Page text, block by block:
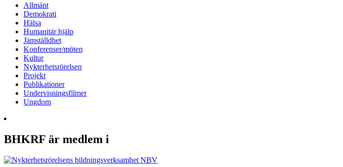
Allmänt
Demokrati
Hälsa
Humanitär hjälp
Jämställdhet
Konferenser/möten
Kultur
Nykterhetsrörelsen
Projekt
Publikationer
Undervisningsfilmer
Ungdom
BHKRF är medlem i